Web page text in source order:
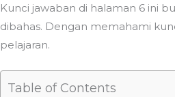
Kunci jawaban di halaman 6 ini
dibahas. Dengan memahami
pelajaran.
Table of Contents